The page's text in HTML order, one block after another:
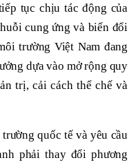
tục chịu tác động của
cung ứng và biến đổi
trường Việt Nam đang
dựa vào mở rộng quy
trị, cải cách thể chế và
quốc tế và yêu cầu
phải thay đổi phương